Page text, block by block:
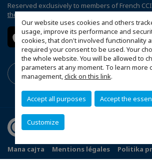
Our website uses cookies and others
usage, improve its performance and
cookies, that don't involved functionnality
required your consent to be used. Your
the whole website. You will be allowed to
parameters at any moment. To learn more
management,click on this link.
Accept all purposes Accept the
Customize
Reserved exclusively to members of French
the CCIFI Connect app.
Мапа сајта Mentions légales
Politika